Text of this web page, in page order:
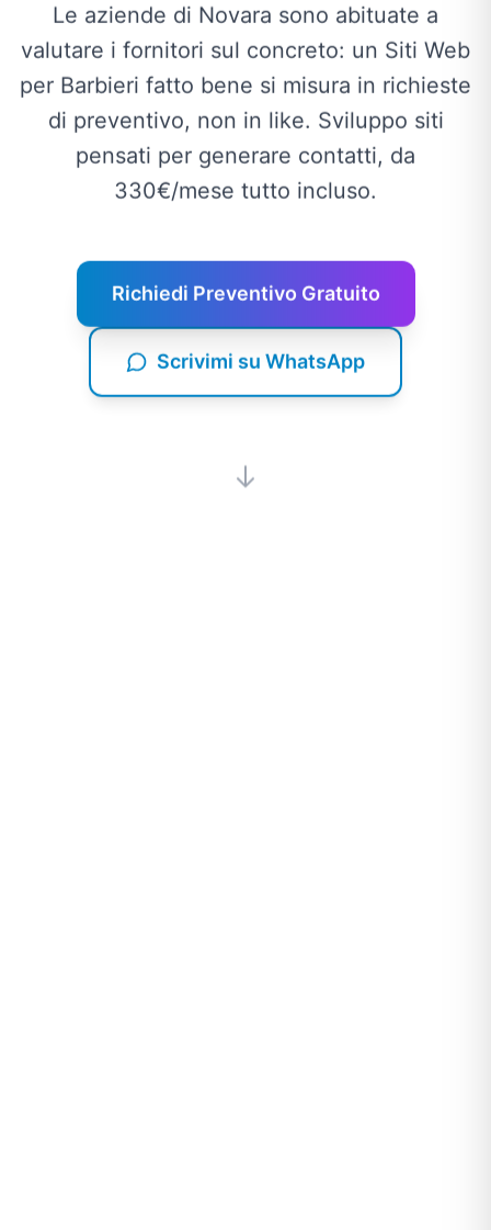
Le aziende di Novara sono abituate a
valutare i fornitori sul concreto: un Siti Web
per Barbieri fatto bene si misura in richieste
di preventivo, non in like. Sviluppo siti
pensati per generare contatti, da
330€/mese tutto incluso.
Richiedi Preventivo Gratuito
Scrivimi su WhatsApp